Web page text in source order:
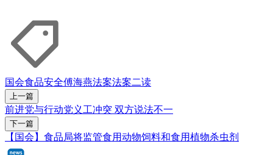
国会食品安全傅海燕法案法案二读
上一篇
前进党与行动党义工冲突 双方说法不一
下一篇
【国会】食品局将监管食用动物饲料和食用植物杀虫剂